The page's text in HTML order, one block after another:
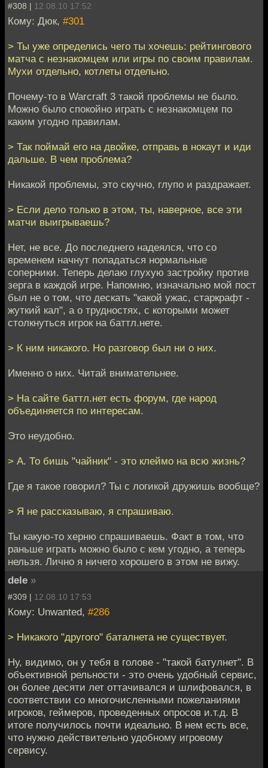
#308 | 12.08.10 17:52
Кому: Дюк, #301
> Ты уже определись чего ты хочешь: рейтингового
матча с незнакомцем или игры по своим правилам.
Мухи отдельно, котлеты отдельно.
Почему-то в Warcraft 3 такой проблемы не было.
Можно было спокойно играть с незнакомцем по
каким угодно правилам.
> Так поймай его на двойке, отправь в нокаут и иди
дальше. В чем проблема?
Никакой проблемы, это скучно, глупо и раздражает.
> Если дело только в этом, ты, наверное, все эти
матчи выигрываешь?
Нет, не все. До последнего надеялся, что со
временем начнут попадаться нормальные
соперники. Теперь делаю глухую застройку против
зерга в каждой игре. Напомню, изначально мой пост
был не о том, что дескать "какой ужас, старкрафт -
жуткий кал", а о трудностях, с которыми может
столкнуться игрок на баттл.нете.
> К ним никакого. Но разговор был ни о них.
Именно о них. Читай внимательнее.
> На сайте баттл.нет есть форум, где народ
объединяется по интересам.
Это неудобно.
> А. То бишь "чайник" - это клеймо на всю жизнь?
Где я такое говорил? Ты с логикой дружишь вообще?
> Я не рассказываю, я спрашиваю.
Ты какую-то херню спрашиваешь. Факт в том, что
раньше играть можно было с кем угодно, а теперь
нельзя. Лично я ничего хорошего в этом не вижу.
dele »
#309 | 12.08.10 17:53
Кому: Unwanted, #286
> Никакого "другого" баталнета не существует.
Ну, видимо, он у тебя в голове - "такой батулнет". В
объективной рельности - это очень удобный сервис,
он более десяти лет оттачивался и шлифовался, в
соответствии со многочисленными пожеланиями
игроков, геймеров, проведенных опросов и.т.д. В
итоге получилось почти идеально. В нем есть все,
что нужно действительно удобному игровому
сервису.